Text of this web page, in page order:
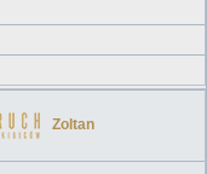
Zoltan